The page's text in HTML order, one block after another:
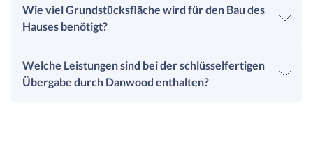
Wie viel Grundstücksfläche wird für den Bau des
Hauses benötigt?
Welche Leistungen sind bei der schlüsselfertigen
Übergabe durch Danwood enthalten?